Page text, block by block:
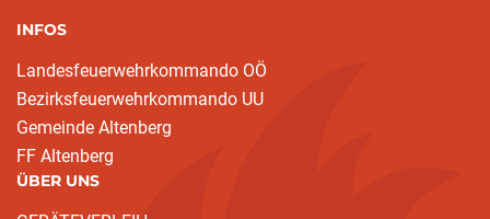
INFOS
Landesfeuerwehrkommando OÖ
Bezirksfeuerwehrkommando UU
Gemeinde Altenberg
FF Altenberg
ÜBER UNS